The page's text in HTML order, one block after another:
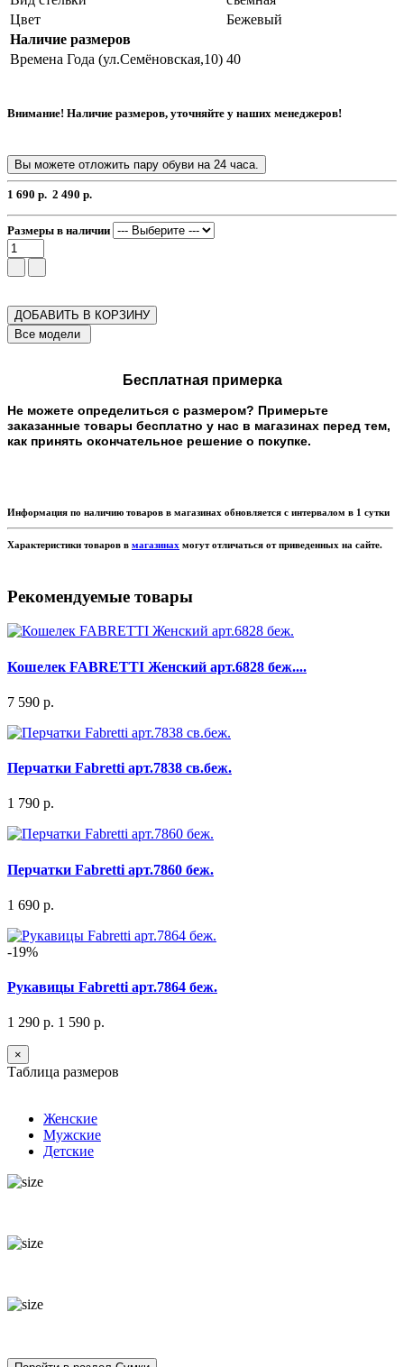
Цвет
Бежевый
Наличие размеров
Времена Года (ул.Семёновская,10) 40
Внимание! Наличие размеров, уточняйте у наших менеджеров!
Вы можете отложить пару обуви на 24 часа.
1 690 р. 2 490 р.
Размеры в наличии
ДОБАВИТЬ В КОРЗИНУ
Бесплатная примерка
Не можете определиться с размером? Примерьте
заказанные товары бесплатно у нас в магазинах перед тем,
как принять окончательное решение о покупке.
Информация по наличию товаров в магазинах обновляется с интервалом в 1 сутки
Характеристики товаров в магазинах могут отличаться от приведенных на сайте.
Рекомендуемые товары
Кошелек FABRETTI Женский арт.6828 беж....
7 590 р.
Перчатки Fabretti арт.7838 св.беж.
1 790 р.
Перчатки Fabretti арт.7860 беж.
1 690 р.
-19%
Рукавицы Fabretti арт.7864 беж.
1 290 р. 1 590 р.
×
Таблица размеров
Женские
Мужские
Детские